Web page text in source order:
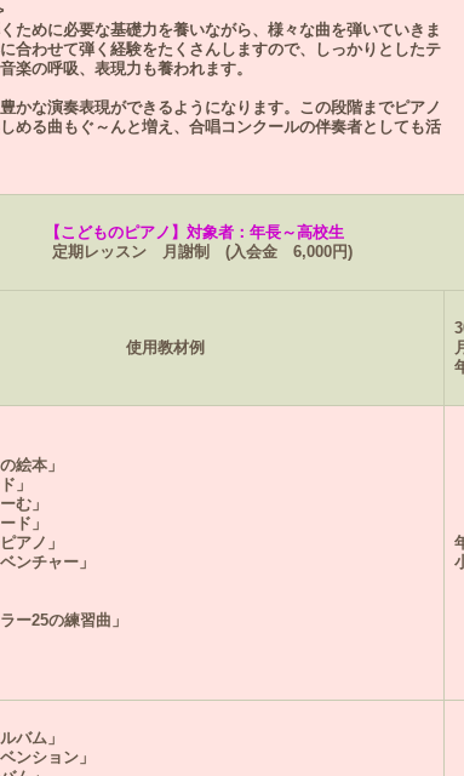
ために必要な基礎力を養いながら、様々な曲を弾いていきま
合わせて弾く経験をたくさんしますので、しっかりとしたテ
楽の呼吸、表現力も養われます。
かな演奏表現ができるようになります。この段階までピアノ
める曲もぐ～んと増え、合唱コンクールの伴奏者としても活
【こどものピアノ】対象者：年長～高校生
定期レッスン 月謝制 (入会金 6,000円)
使用教材例
絵本」
」
む」
ド」
アノ」
ンチャー」
ー25の練習曲」
バム」
ンション」